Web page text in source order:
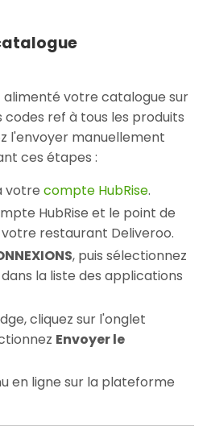
alimenté votre catalogue sur
codes ref à tous les produits
l'envoyer manuellement
ces étapes :
votre compte HubRise.
HubRise et le point de
restaurant Deliveroo.
, puis sélectionnez
dans la liste des applications
cliquez sur l'onglet
Envoyer le
en ligne sur la plateforme